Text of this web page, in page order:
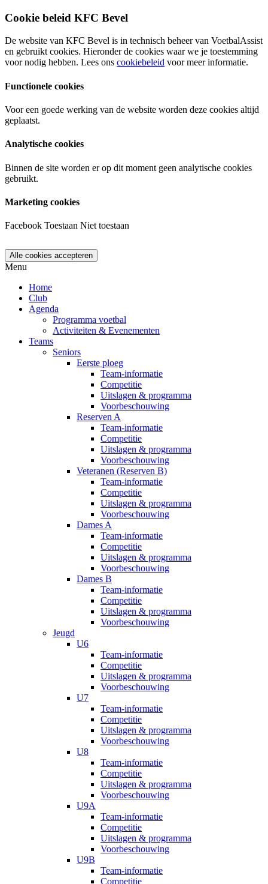
Cookie beleid KFC Bevel
De website van KFC Bevel is in technisch beheer van VoetbalAssist
en gebruikt cookies. Hieronder de cookies waar we je toestemming
voor nodig hebben. Lees ons cookiebeleid voor meer informatie.
Functionele cookies
Voor een goede werking van de website worden deze cookies altijd
geplaatst.
Analytische cookies
Binnen de site worden er op dit moment geen analytische cookies
gebruikt.
Marketing cookies
Facebook Toestaan Niet toestaan
Menu
Home
Club
Agenda
Programma voetbal
Activiteiten & Evenementen
Teams
Seniors
Eerste ploeg
Team-informatie
Competitie
Uitslagen & programma
Voorbeschouwing
Reserven A
Team-informatie
Competitie
Uitslagen & programma
Voorbeschouwing
Veteranen (Reserven B)
Team-informatie
Competitie
Uitslagen & programma
Voorbeschouwing
Dames A
Team-informatie
Competitie
Uitslagen & programma
Voorbeschouwing
Dames B
Team-informatie
Competitie
Uitslagen & programma
Voorbeschouwing
Jeugd
U6
Team-informatie
Competitie
Uitslagen & programma
Voorbeschouwing
U7
Team-informatie
Competitie
Uitslagen & programma
Voorbeschouwing
U8
Team-informatie
Competitie
Uitslagen & programma
Voorbeschouwing
U9A
Team-informatie
Competitie
Uitslagen & programma
Voorbeschouwing
U9B
Team-informatie
Competitie